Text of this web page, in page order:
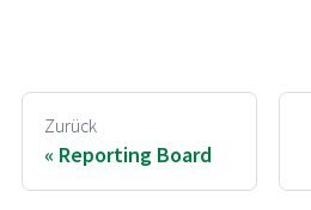
Zurück
Reporting Board